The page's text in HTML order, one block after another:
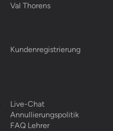
Val Thorens
Kundenregistrierung
Live-Chat
Annullierungspolitik
FAQ Lehrer